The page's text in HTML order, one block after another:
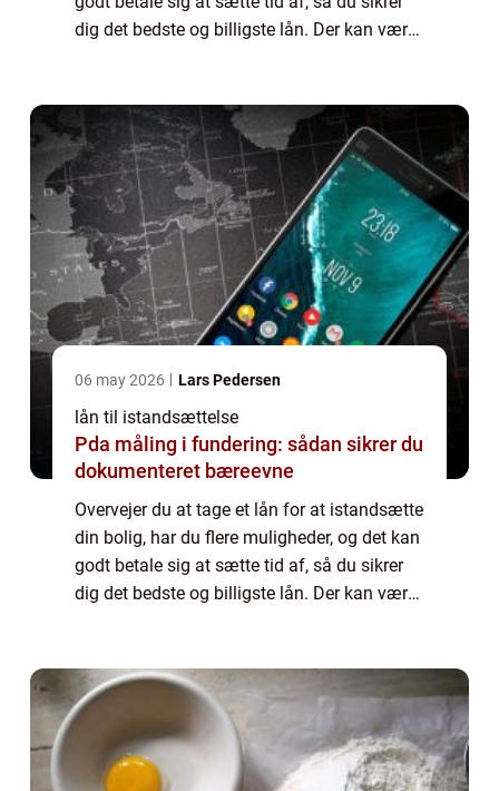
dig det bedste og billigste lån. Der kan være
06 may 2026 Lars Pedersen
lån til istandsættelse
Pda måling i fundering: sådan sikrer du
dokumenteret bæreevne
Overvejer du at tage et lån for at istandsætte
din bolig, har du flere muligheder, og det kan
godt betale sig at sætte tid af, så du sikrer
dig det bedste og billigste lån. Der kan være